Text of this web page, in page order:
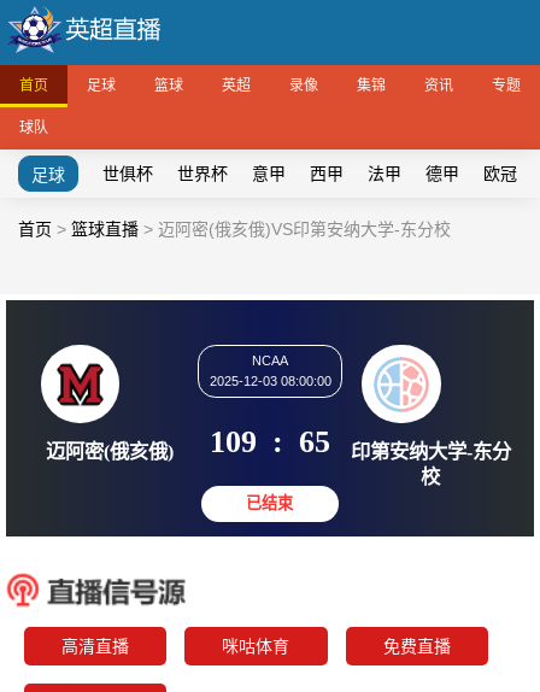
首页 足球 篮球 英超 录像 集锦 资讯 专题
球队
足球 世俱杯 世界杯 意甲 西甲 法甲 德甲 欧冠
首页 > 篮球直播 > 迈阿密(俄亥俄)VS印第安纳大学-东分校
NCAA
2025-12-03 08:00:00
109 : 65
高清直播 咪咕体育 免费直播